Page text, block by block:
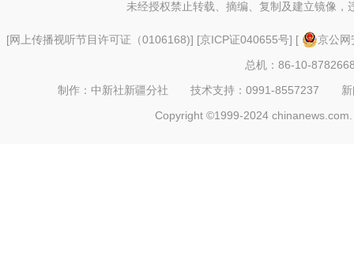
未经授权禁止转载、摘编、复制及建立镜像，
[网上传播视听节目许可证（0106168)] [京ICP证040655号] [
京公
总机：86-10-
制作：中新社新疆分社 技术支持：0991-8557237
Copyright ©1999-2024